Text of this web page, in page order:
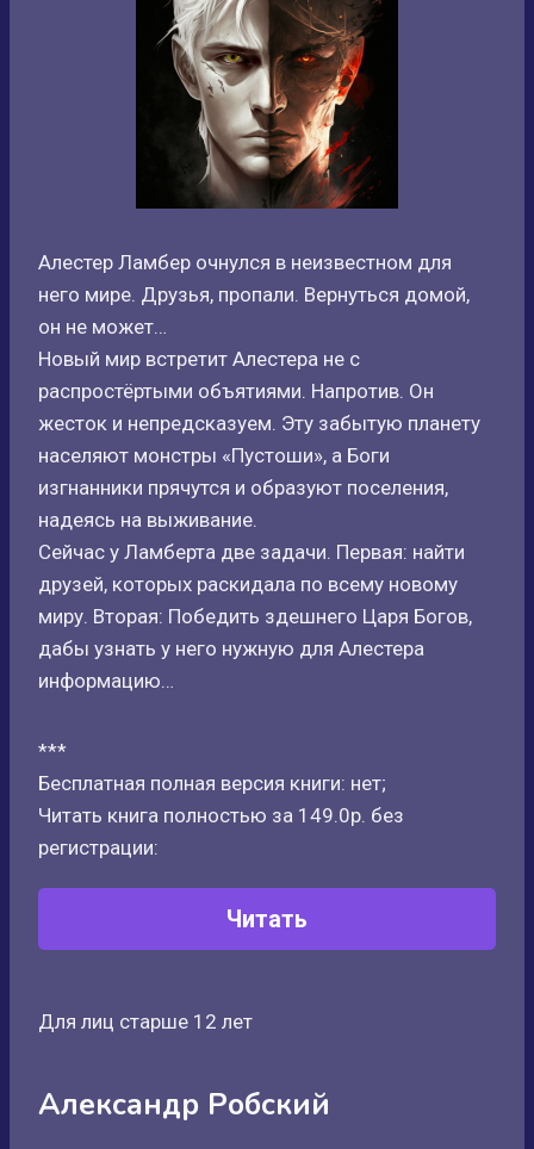
Алестер Ламбер очнулся в неизвестном для
него мире. Друзья, пропали. Вернуться домой,
он не может…
Новый мир встретит Алестера не с
распростёртыми объятиями. Напротив. Он
жесток и непредсказуем. Эту забытую планету
населяют монстры «Пустоши», а Боги
изгнанники прячутся и образуют поселения,
надеясь на выживание.
Сейчас у Ламберта две задачи. Первая: найти
друзей, которых раскидала по всему новому
миру. Вторая: Победить здешнего Царя Богов,
дабы узнать у него нужную для Алестера
информацию…
***
Бесплатная полная версия книги: нет;
Читать книга полностью за 149.0р. без
регистрации:
Читать
Для лиц старше 12 лет
Александр Робский